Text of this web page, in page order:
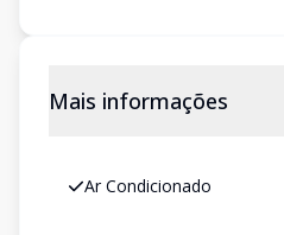
Mais informações
Ar Condicionado